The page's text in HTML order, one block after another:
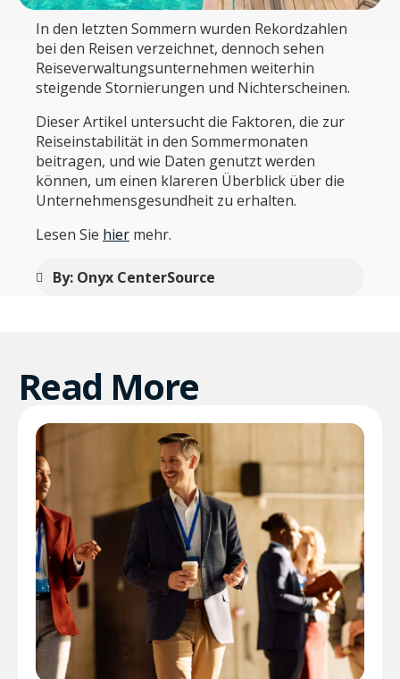
In den letzten Sommern wurden Rekordzahlen
bei den Reisen verzeichnet, dennoch sehen
Reiseverwaltungsunternehmen weiterhin
steigende Stornierungen und Nichterscheinen.
Dieser Artikel untersucht die Faktoren, die zur
Reiseinstabilität in den Sommermonaten
beitragen, und wie Daten genutzt werden
können, um einen klareren Überblick über die
Unternehmensgesundheit zu erhalten.
Lesen Sie hier mehr.
By: Onyx CenterSource
Read More